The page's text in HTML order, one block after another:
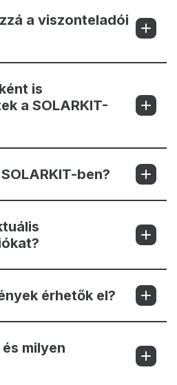
a viszonteladói
is
a SOLARKIT-
ben?
érhetők el?
milyen